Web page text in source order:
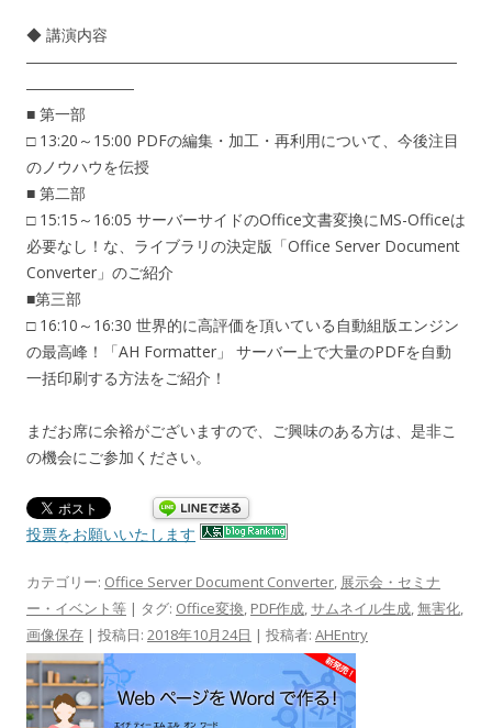
◆ 講演内容
――――――――――――――――――――――――――――
―――――――
■ 第一部
□ 13:20～15:00 PDFの編集・加工・再利用について、今後注目
のノウハウを伝授
■ 第二部
□ 15:15～16:05 サーバーサイドのOffice文書変換にMS-Officeは
必要なし！な、ライブラリの決定版「Office Server Document
Converter」のご紹介
■第三部
□ 16:10～16:30 世界的に高評価を頂いている自動組版エンジン
の最高峰！「AH Formatter」 サーバー上で大量のPDFを自動
一括印刷する方法をご紹介！
まだお席に余裕がございますので、ご興味のある方は、是非こ
の機会にご参加ください。
投票をお願いいたします
カテゴリー: Office Server Document Converter, 展示会・セミナ
ー・イベント等 | タグ: Office変換, PDF作成,サムネイル生成,無害化,
画像保存 | 投稿日: 2018年10月24日 | 投稿者: AHEntry